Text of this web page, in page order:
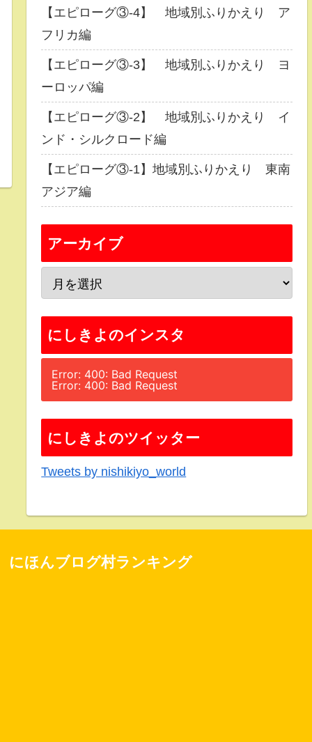
【エピローグ③-4】 地域別ふりかえり ア
フリカ編
【エピローグ③-3】 地域別ふりかえり ヨ
ーロッパ編
【エピローグ③-2】 地域別ふりかえり イ
ンド・シルクロード編
【エピローグ③-1】地域別ふりかえり 東南
アジア編
アーカイブ
にしきよのインスタ
Error: 400: Bad Request
Error: 400: Bad Request
にしきよのツイッター
Tweets by nishikiyo_world
にほんブログ村ランキング